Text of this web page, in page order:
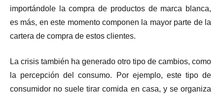
importándole la compra de productos de marca blanca,
es más, en este momento componen la mayor parte de la
cartera de compra de estos clientes.
La crisis también ha generado otro tipo de cambios, como
la percepción del consumo. Por ejemplo, este tipo de
consumidor no suele tirar comida en casa, y se organiza